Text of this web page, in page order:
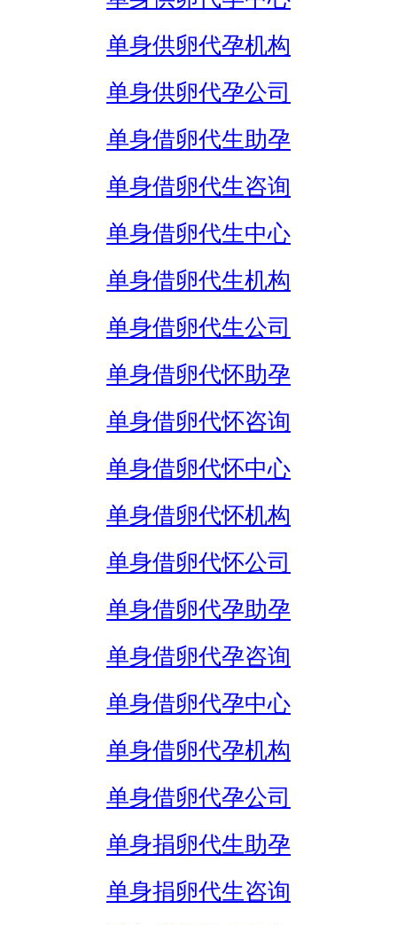
单身供卵代孕机构
单身供卵代孕公司
单身借卵代生助孕
单身借卵代生咨询
单身借卵代生中心
单身借卵代生机构
单身借卵代生公司
单身借卵代怀助孕
单身借卵代怀咨询
单身借卵代怀中心
单身借卵代怀机构
单身借卵代怀公司
单身借卵代孕助孕
单身借卵代孕咨询
单身借卵代孕中心
单身借卵代孕机构
单身借卵代孕公司
单身捐卵代生助孕
单身捐卵代生咨询